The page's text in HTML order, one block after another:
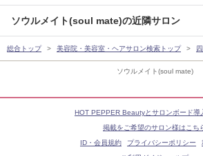
ソウルメイト(soul mate)
ソウルメイト(soul mate)の近隣サロン
総合トップ 美容院・美容室・ヘアサロン検索トップ
HOT PEPPER Beautyとサロンボード導
掲載をご希望のサロン様はこち
ID・会員規約
プライバシーポリシー